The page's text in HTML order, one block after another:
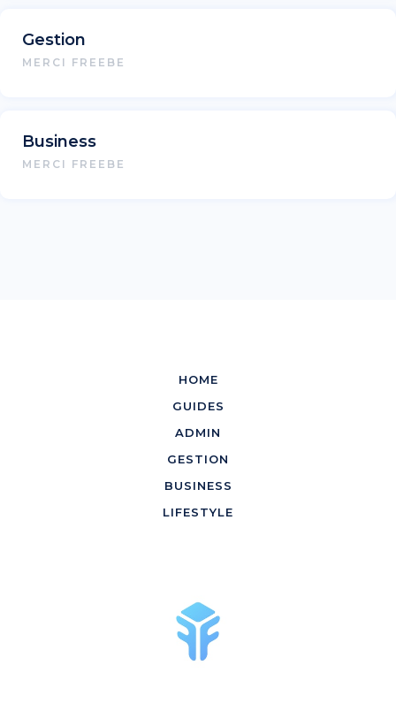
Gestion
MERCI FREEBE
Business
MERCI FREEBE
HOME
GUIDES
ADMIN
GESTION
BUSINESS
LIFESTYLE